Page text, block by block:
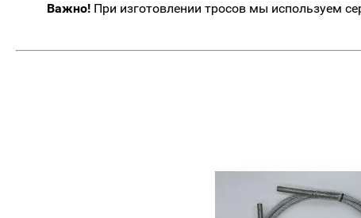
Важно!При изготовлении тросов мы используем